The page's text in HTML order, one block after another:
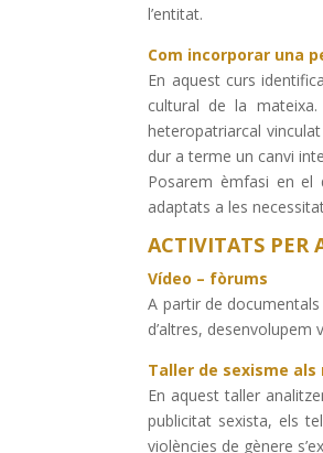
l’entitat.
Com incorporar una
En aquest curs
cultural de la
heteropatriarcal
dur a terme un canvi
Posarem èmfasi en el
adaptats a les
ACTIVITATS PER
Vídeo – fòrums
A partir de
d’altres,
Taller de sexisme
En aquest taller
publicitat sexista, els
violències de gènere